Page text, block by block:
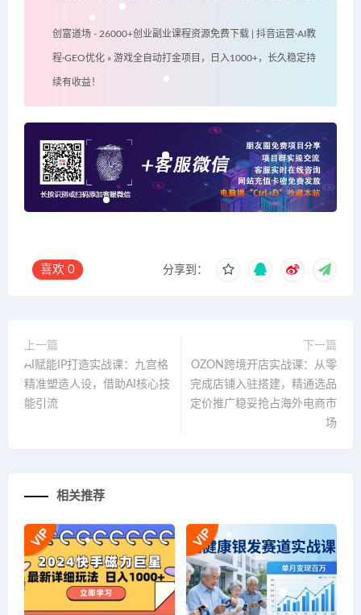
创富道场 - 26000+创业副业课程资源免费下载 | 抖音运营·AI教
程·GEO优化 » 游戏全自动打金项目，日入1000+，长久稳定持
续有收益！
喜欢 0 分享到：
上一篇
AI赋能IP打造实战课：九宫格
精准塑造人设，借助AI核心技
能引流
下一篇
OZON跨境开店实战课：从零
完成店铺入驻搭建，精通选品
定价推广稳妥抢占海外电商市
场
相关推荐